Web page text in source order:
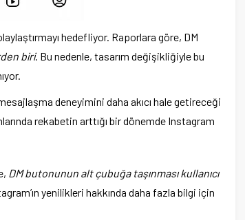
hedefliyor. Raporlara göre, DM
biri. Bu nedenle, tasarım değişikliğiyle bu
deneyimini daha akıcı hale getireceği
rekabetin arttığı bir dönemde Instagram
DM butonunun alt çubuğa taşınması kullanıcı
yenilikleri hakkında daha fazla bilgi için